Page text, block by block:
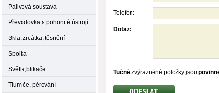
Palivová soustava
Převodovka a pohonné ústrojí
Skla, zrcátka, těsnění
Spojka
Světla,blikače
Tlumiče, pérování
Telefon:
Dotaz:
Tučně zvýrazněné položky jsou